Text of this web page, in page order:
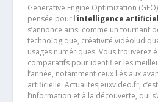
Generative Engine Optimization
pensée pour l’intelligence
s’annonce ainsi comme un tournant
technologique, créativité
usages numériques. Vous trouverez
comparatifs pour identifier les
l’année, notamment ceux liés aux
artificielle. Actualitesjeuxvideo.fr,
l’information et à la découverte, qui